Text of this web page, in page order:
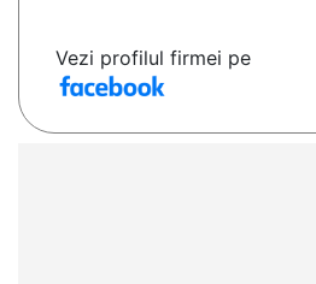
Vezi profilul firmei pe